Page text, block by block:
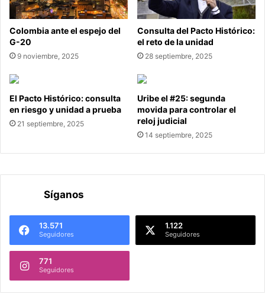
Colombia ante el espejo del
G-20
9 noviembre, 2025
Consulta del Pacto Histórico:
el reto de la unidad
28 septiembre, 2025
El Pacto Histórico: consulta
en riesgo y unidad a prueba
21 septiembre, 2025
Uribe el #25: segunda
movida para controlar el
reloj judicial
14 septiembre, 2025
Síganos
13.571
Seguidores
1.122
Seguidores
771
Seguidores